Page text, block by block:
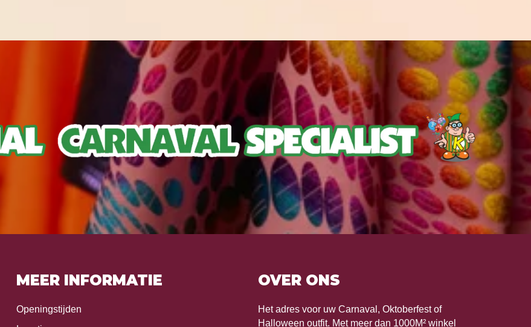
MEER INFORMATIE
Openingstijden
OVER ONS
Het adres voor uw Carnaval, Oktoberfest of
Halloween outfit. Met meer dan 1000M² winkel